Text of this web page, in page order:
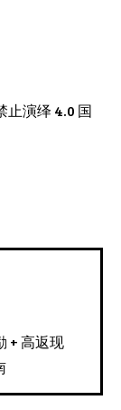
止演绎 4.0 国
+ 高返现